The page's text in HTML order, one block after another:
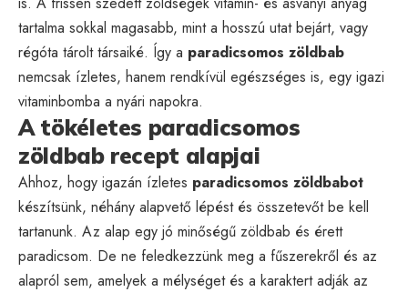
tartalma sokkal magasabb, mint a hosszú utat bejárt, vagy
régóta tárolt társaiké. Így a paradicsomos zöldbab
nemcsak ízletes, hanem rendkívül egészséges is, egy igazi
vitaminbomba a nyári napokra.
A tökéletes paradicsomos
zöldbab recept alapjai
Ahhoz, hogy igazán ízletes paradicsomos zöldbabot
készítsünk, néhány alapvető lépést és összetevőt be kell
tartanunk. Az alap egy jó minőségű zöldbab és érett
paradicsom. De ne feledkezzünk meg a fűszerekről és az
alapról sem, amelyek a mélységet és a karaktert adják az